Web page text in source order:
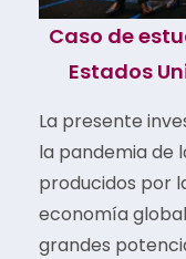
Caso de
Estados
La presente
la pandemia de
producidos por
economía
grandes